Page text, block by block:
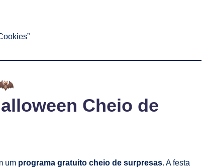
Cheio de
um programa gratuito cheio de surpresas. A festa